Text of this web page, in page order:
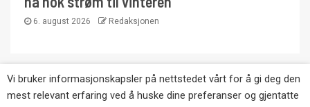
6. august 2026 Redaksjonen
Copyright © Eikernytt.no utgis av Roy’s
Pressetjeneste. Kopiering av tekst, bilder og
Vi bruker informasjonskapsler på nettstedet vårt for å gi deg den
mest relevant erfaring ved å huske dine preferanser og gjentatte